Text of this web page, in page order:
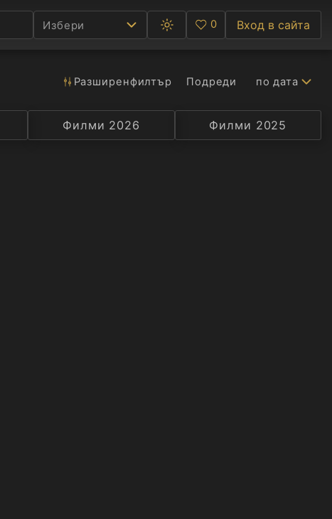
Избери
Превключване
между
светла
Любими
0 Вход в сайта
Разширенфилтър Подреди по дата
Селекция Превод Актьор
Филми 2026 Филми 2025